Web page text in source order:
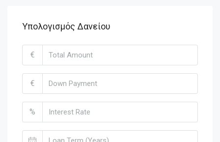
Υπολογισμός Δανείου
€
€
%